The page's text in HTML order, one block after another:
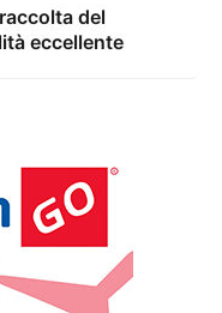
del
eccellente